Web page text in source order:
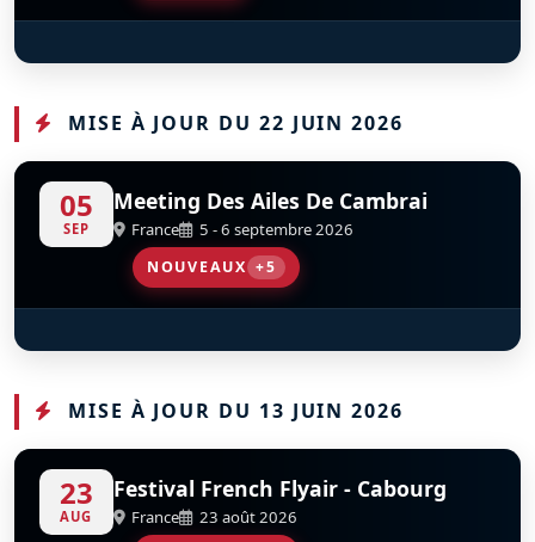
S D
Giddy Team
MISE À JOUR DU 22 JUIN 2026
05
SEP
Meeting Des Ailes De Cambrai
France 5 - 6 septembre 2026
NOUVEAUX +5
D
Fieseler Storch Fi-156 D
Fly And Fun S D
Les Oursons De Cambrai - Piper J3 S D
Tora Tora Tora S D
Junkers Ju 52-3m
MISE À JOUR DU 13 JUIN 2026
23
AUG
Festival French Flyair - Cabourg
France 23 août 2026